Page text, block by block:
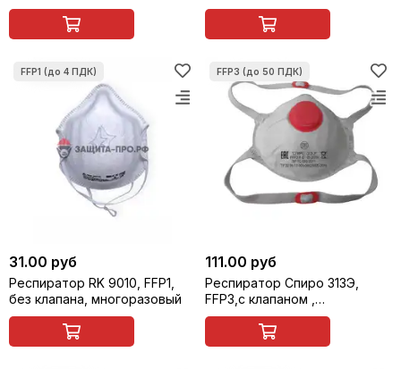
31.00 руб
Респиратор RK 9010, FFP1,
без клапана, многоразовый
111.00 руб
Респиратор Спиро 313Э,
FFP3,с клапаном ,
многоразовый